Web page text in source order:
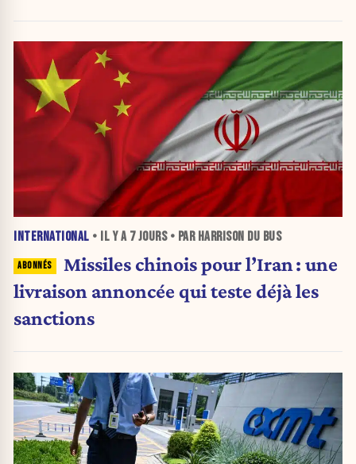
INTERNATIONAL • IL Y A 7 JOURS• PAR HARRISON DU BUS
Missiles chinois pour l’Iran : une
livraison annoncée qui teste déjà les
sanctions